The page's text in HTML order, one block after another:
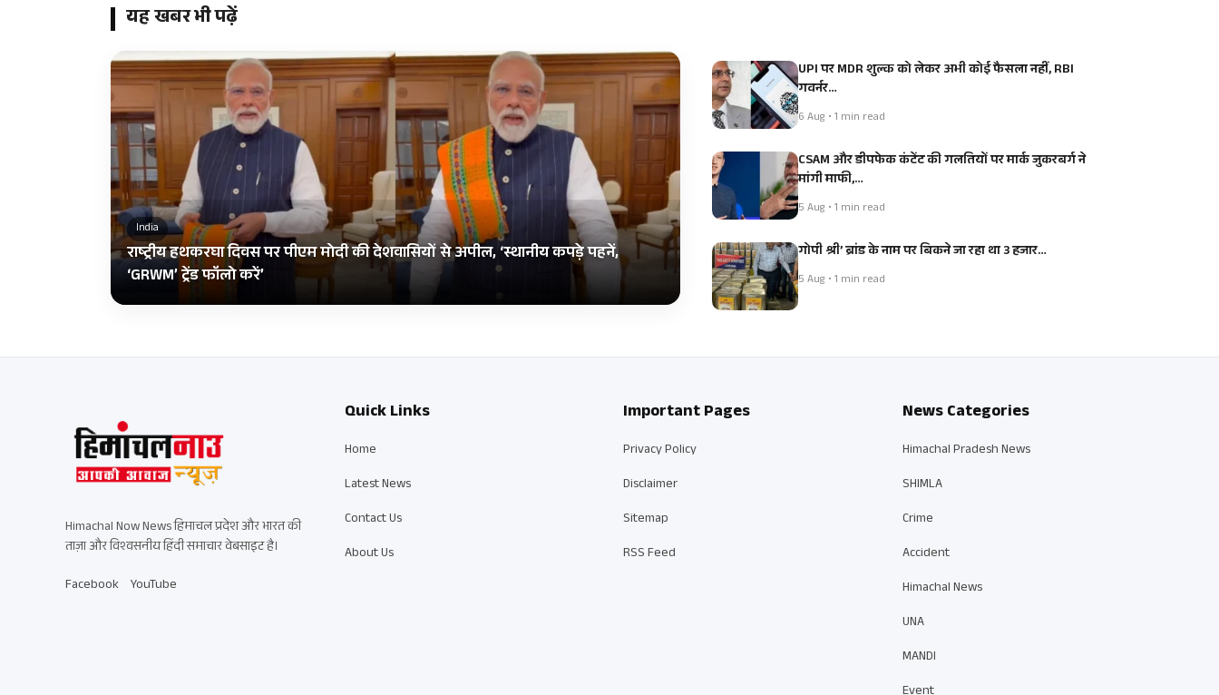
यह खबर भी पढ़ें
India
राष्ट्रीय हथकरघा दिवस पर पीएम मोदी की देशवासियों से अपील, ‘स्थानीय कपड़े पहनें,
‘GRWM’ ट्रेंड फॉलो करें’
UPI पर MDR शुल्क को लेकर अभी कोई फैसला नहीं, RBI
गवर्नर…
6 Aug • 1 min read
CSAM और डीपफेक कंटेंट की गलतियों पर मार्क जुकरबर्ग ने
मांगी माफी,…
5 Aug • 1 min read
गोपी श्री’ ब्रांड के नाम पर बिकने जा रहा था 3 हजार…
5 Aug • 1 min read
Himachal Now News हिमाचल प्रदेश और भारत की
ताज़ा और विश्वसनीय हिंदी समाचार वेबसाइट है।
Facebook YouTube
Quick Links
Home
Latest News
Contact Us
About Us
Important Pages
Privacy Policy
Disclaimer
Sitemap
RSS Feed
News Categories
Himachal Pradesh News
SHIMLA
Crime
Accident
Himachal News
UNA
MANDI